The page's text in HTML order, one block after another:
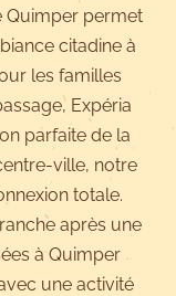
Quimper permet
citadine à
les familles
Expéria
parfaite de la
ville, notre
totale.
après une
à Quimper
une activité